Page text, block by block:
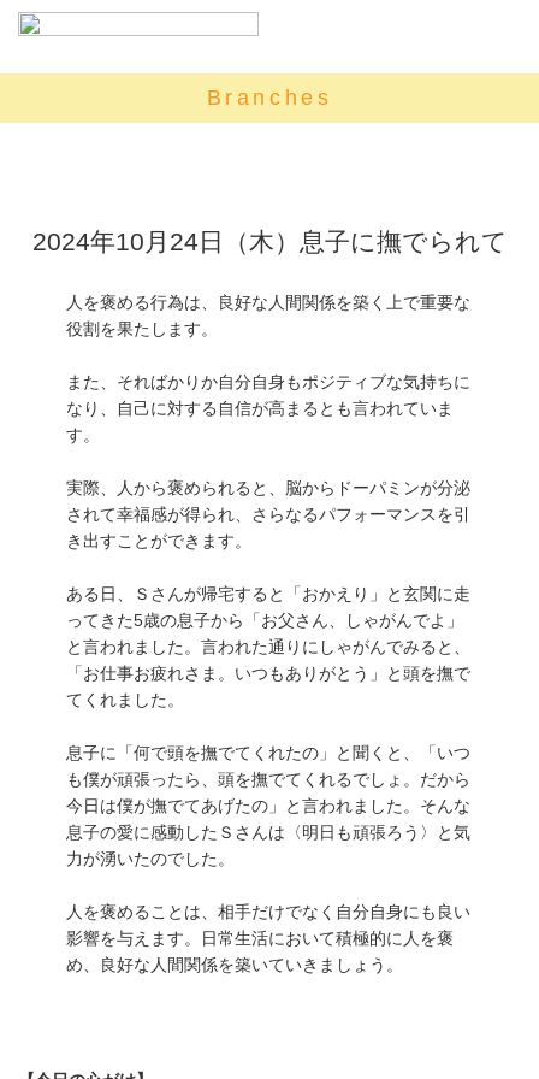
Branches
2024年10月24日（木）息子に撫でられて
人を褒める行為は、良好な人間関係を築く上で重要な
役割を果たします。
また、そればかりか自分自身もポジティブな気持ちに
なり、自己に対する自信が高まるとも言われていま
す。
実際、人から褒められると、脳からドーパミンが分泌
されて幸福感が得られ、さらなるパフォーマンスを引
き出すことができます。
ある日、Ｓさんが帰宅すると「おかえり」と玄関に走
ってきた5歳の息子から「お父さん、しゃがんでよ」
と言われました。言われた通りにしゃがんでみると、
「お仕事お疲れさま。いつもありがとう」と頭を撫で
てくれました。
息子に「何で頭を撫でてくれたの」と聞くと、「いつ
も僕が頑張ったら、頭を撫でてくれるでしょ。だから
今日は僕が撫でてあげたの」と言われました。そんな
息子の愛に感動したＳさんは〈明日も頑張ろう〉と気
力が湧いたのでした。
人を褒めることは、相手だけでなく自分自身にも良い
影響を与えます。日常生活において積極的に人を褒
め、良好な人間関係を築いていきましょう。